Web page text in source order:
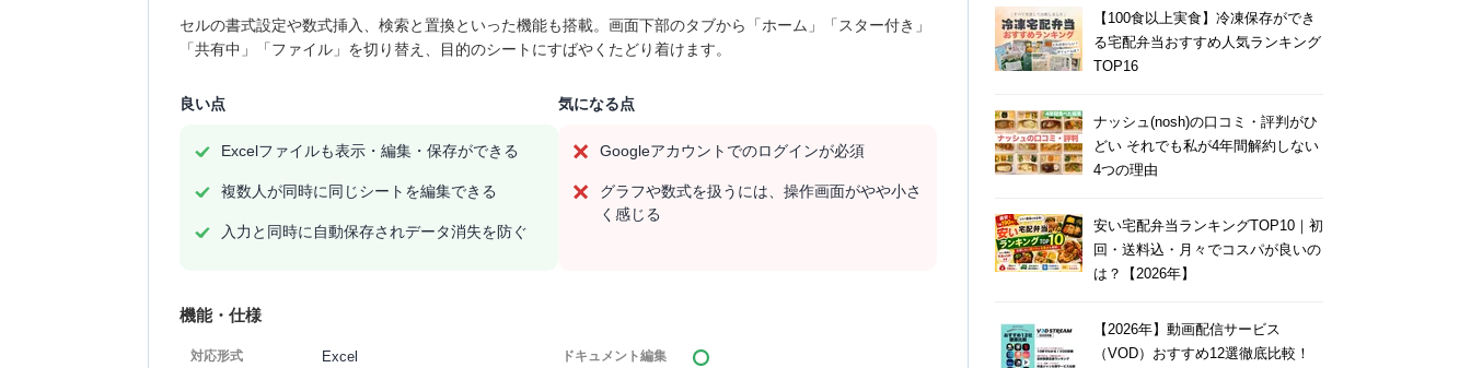
セルの書式設定や数式挿入、検索と置換といった機能も搭載。画面下部のタブから「ホーム」「スター付き」
「共有中」「ファイル」を切り替え、目的のシートにすばやくたどり着けます。
良い点
Excelファイルも表示・編集・保存ができる
複数人が同時に同じシートを編集できる
入力と同時に自動保存されデータ消失を防ぐ
気になる点
Googleアカウントでのログインが必須
グラフや数式を扱うには、操作画面がやや小さ
く感じる
機能・仕様
対応形式 Excel ドキュメント編集
【100食以上実食】冷凍保存ができ
る宅配弁当おすすめ人気ランキング
TOP16
ナッシュ(nosh)の口コミ・評判がひ
どい それでも私が4年間解約しない
4つの理由
安い宅配弁当ランキングTOP10｜初
回・送料込・月々でコスパが良いの
は？【2026年】
【2026年】動画配信サービス
（VOD）おすすめ12選徹底比較！